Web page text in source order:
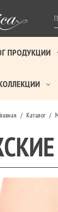
ПРОДУКЦИИ
/ Каталог /